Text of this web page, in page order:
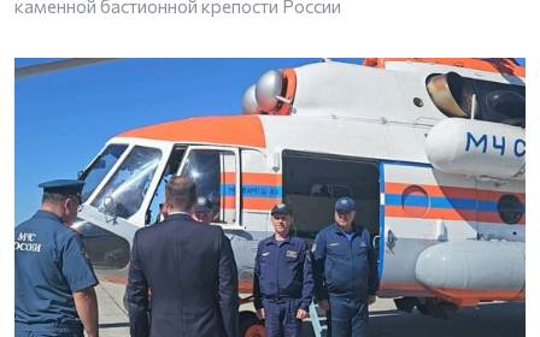
каменной бастионной крепости России